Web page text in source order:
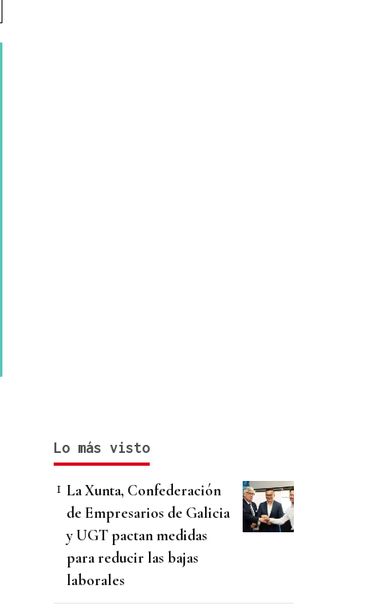
Lo más visto
La Xunta, Confederación
de Empresarios de Galicia
y UGT pactan medidas
para reducir las bajas
laborales